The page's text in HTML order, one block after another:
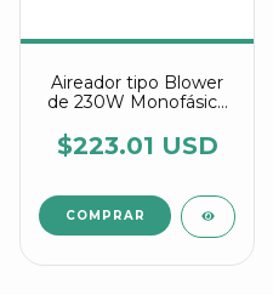
Aireador tipo Blower
de 230W Monofásico
7AV15
$223.01 USD